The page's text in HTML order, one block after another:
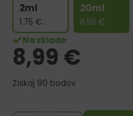
2ml
1.75 €
20ml
8.99 €
Na sklade
8,99 €
Získaj 90 bodov